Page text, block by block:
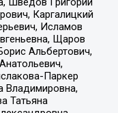
Каргалицкий
Исламов
Щаров
Альбертович,
Паркер
Владимировна,
Татьяна